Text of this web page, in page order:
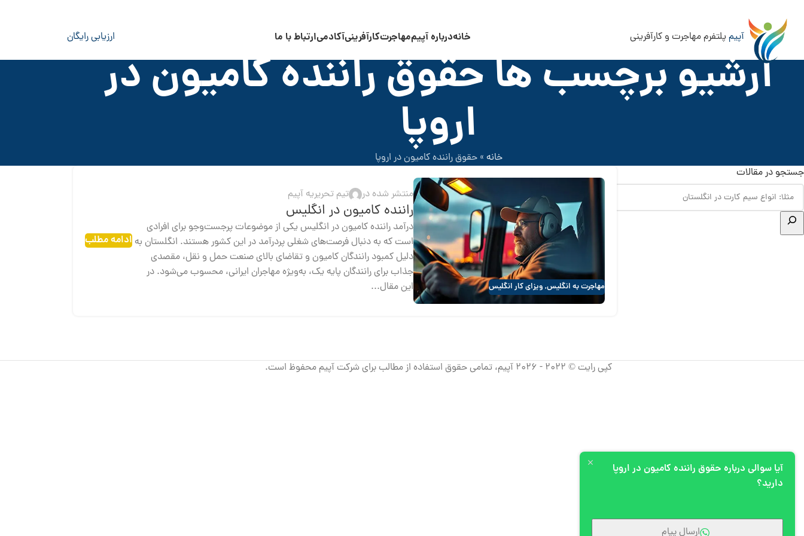
آپیمپلتفرم مهاجرت و کارآفرینی خانهدرباره آپیممهاجرتکارآفرینیآکادمیارتباط با ما ارزیابی رایگان
آرشیو برچسب ها حقوق راننده کامیون در
اروپا خانه »حقوق راننده کامیون در اروپا
جستجو در مقالات
مهاجرت به انگلیس, ویزای کار انگلیس
منتشر شده در تیم تحریریه آپیم
راننده کامیون در انگلیس
درآمد راننده کامیون در انگلیس یکی از موضوعات پرجست‌وجو برای افرادی
است که به دنبال فرصت‌های شغلی پردرآمد در این کشور هستند. انگلستان به
دلیل کمبود رانندگان کامیون و تقاضای بالای صنعت حمل و نقل، مقصدی
جذاب برای رانندگان پایه یک، به‌ویژه مهاجران ایرانی، محسوب می‌شود. در
این مقال...
ادامه مطلب
کپی رایت © 2022 - 2026 آپیم، تمامی حقوق استفاده از مطالب برای شرکت آپیم محفوظ است.
آیا سوالی درباره حقوق راننده کامیون در اروپا
دارید؟
ارسال پیام